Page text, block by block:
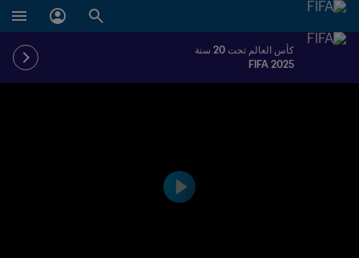
كأس العالم تحت 20 سنة
FIFA 2025